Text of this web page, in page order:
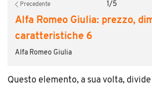
Precedente 1/5
Alfa Romeo Giulia: prezzo,
caratteristiche 6
Alfa Romeo Giulia
Questo elemento, a sua volta,